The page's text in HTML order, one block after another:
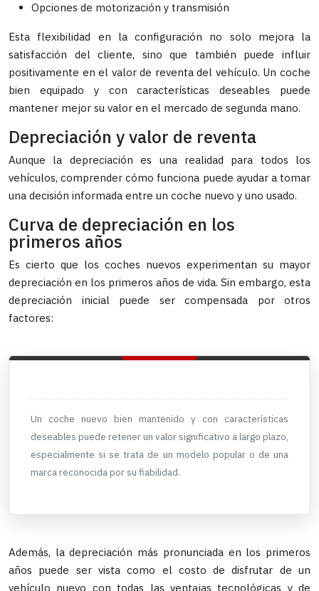
Opciones de motorización y transmisión
Esta flexibilidad en la configuración no solo mejora la
satisfacción del cliente, sino que también puede influir
positivamente en el valor de reventa del vehículo. Un coche
bien equipado y con características deseables puede
mantener mejor su valor en el mercado de segunda mano.
Depreciación y valor de reventa
Aunque la depreciación es una realidad para todos los
vehículos, comprender cómo funciona puede ayudar a tomar
una decisión informada entre un coche nuevo y uno usado.
Curva de depreciación en los
primeros años
Es cierto que los coches nuevos experimentan su mayor
depreciación en los primeros años de vida. Sin embargo, esta
depreciación inicial puede ser compensada por otros
factores:
Un coche nuevo bien mantenido y con características
deseables puede retener un valor significativo a largo plazo,
especialmente si se trata de un modelo popular o de una
marca reconocida por su fiabilidad.
Además, la depreciación más pronunciada en los primeros
años puede ser vista como el costo de disfrutar de un
vehículo nuevo con todas las ventajas tecnológicas y de